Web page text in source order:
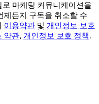
마케팅 커뮤니케이션을
제든지 구독을 취소할 수
이용약관 및 개인정보 보호
약관, 개인정보 보호 정책.